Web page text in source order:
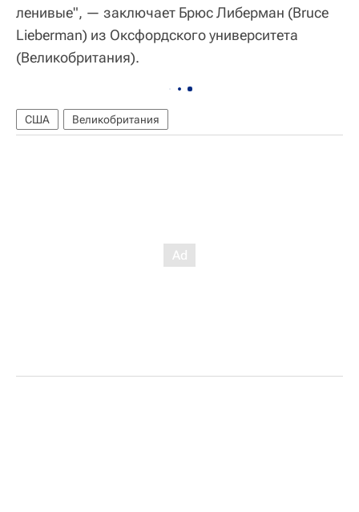
ленивые", — заключает Брюс Либерман (Bruce
Lieberman) из Оксфордского университета
(Великобритания).
США Великобритания